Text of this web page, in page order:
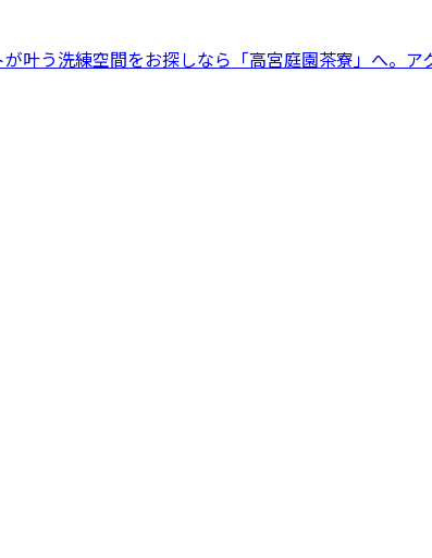
叶う洗練空間をお探しなら「高宮庭園茶寮」へ。